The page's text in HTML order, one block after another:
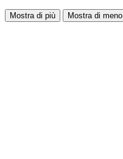
Mostra di più Mostra di meno